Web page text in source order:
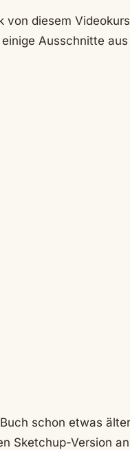
von diesem
Ausschnitte
schon etwas
Sketchup-Version